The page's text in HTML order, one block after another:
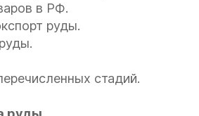
в РФ.
руды.
стадий.